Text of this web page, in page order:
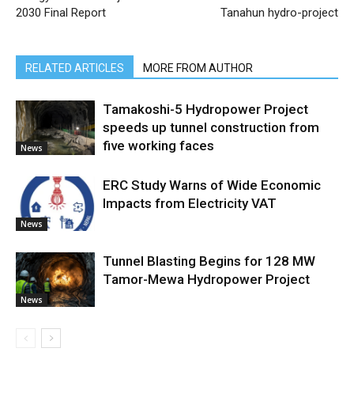
2030 Final Report
Tanahun hydro-project
RELATED ARTICLES MORE FROM AUTHOR
News
Tamakoshi-5 Hydropower Project
speeds up tunnel construction from
five working faces
News
ERC Study Warns of Wide Economic
Impacts from Electricity VAT
News
Tunnel Blasting Begins for 128 MW
Tamor-Mewa Hydropower Project